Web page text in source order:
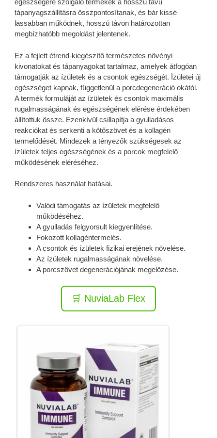
egészségére szolgáló termékek a hosszú távú
tápanyagszállításra összpontosítanak, és bár kissé
lassabban működnek, hosszú távon határozottan
megbízhatóbb megoldást jelentenek.
Ez a fejlett étrend-kiegészítő természetes növényi
kivonatokat és tápanyagokat tartalmaz, amelyek átfogóan
támogatják az ízületek és a csontok egészségét. Ízületei új
egészséget kapnak, függetlenül a porcdegeneráció okától.
A termék formuláját az ízületek és csontok maximális
rugalmasságának és egészségének elérése érdekében
állítottuk össze. Ezenkívül csillapítja a gyulladásos
reakciókat és serkenti a kötőszövet és a kollagén
termelődését. Mindezek a tényezők szükségesek az
ízületek teljes egészségének és a porcok megfelelő
működésének eléréséhez.
Rendszeres használat hatásai.
Valódi támogatás az ízületek megfelelő
működéséhez.
A gyulladás felgyorsult kiegyenlítése.
Fokozott kollagéntermelés.
A csontok és ízületek fizikai erejének növelése.
Az ízületek rugalmasságának növelése.
A porcszövet degenerációjának megelőzése.
🛒 NuviaLab Flex